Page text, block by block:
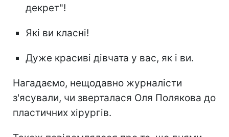
декрет"!
Які ви класні!
Дуже красиві дівчата у вас, як і ви.
Нагадаємо, нещодавно журналісти
з'ясували, чи зверталася Оля Полякова до
пластичних хірургів.